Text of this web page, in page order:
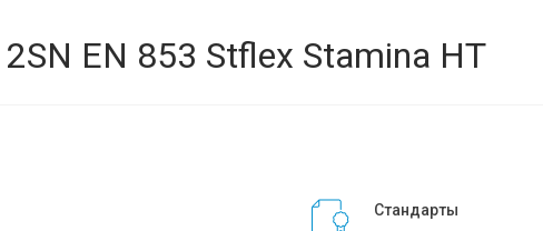
EN 853 Stflex Stamina HT
Стандарты